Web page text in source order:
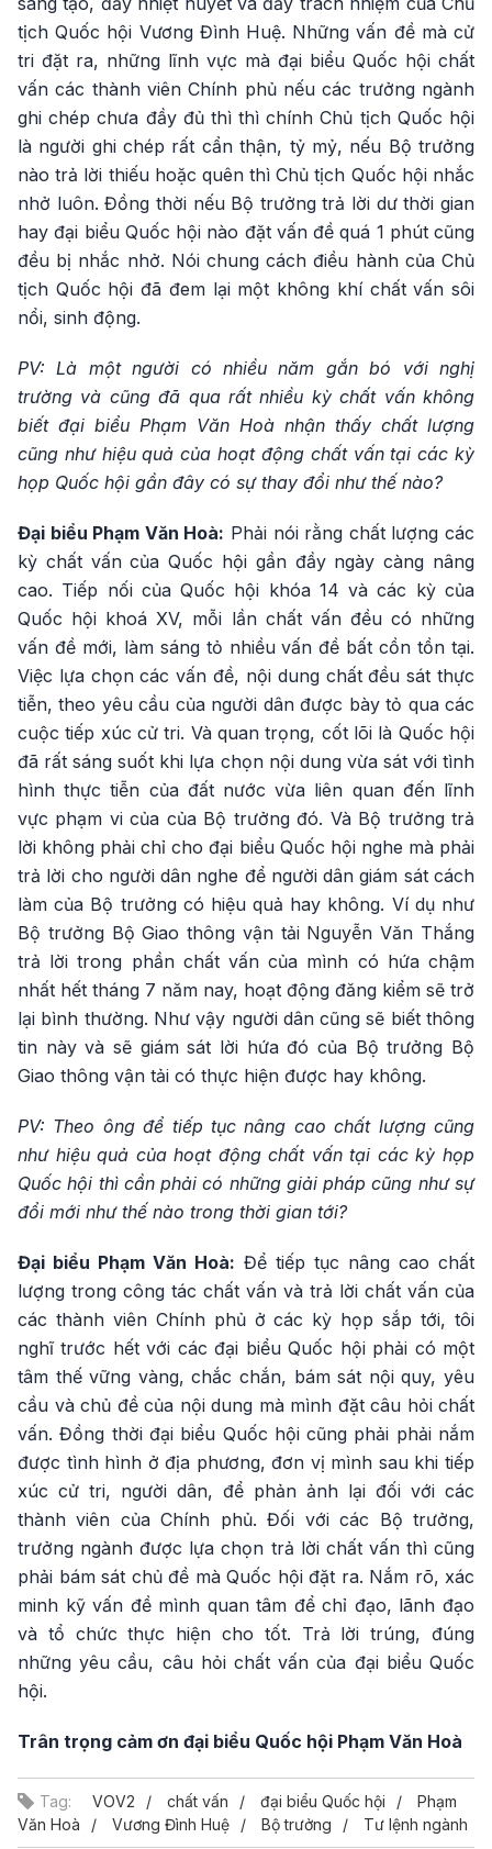
tịch Quốc hội Vương Đình Huệ. Những vấn đề mà cử
tri đặt ra, những lĩnh vực mà đại biểu Quốc hội chất
vấn các thành viên Chính phủ nếu các trưởng ngành
ghi chép chưa đầy đủ thì thì chính Chủ tịch Quốc hội
là người ghi chép rất cẩn thận, tỷ mỷ, nếu Bộ trưởng
nào trả lời thiếu hoặc quên thì Chủ tịch Quốc hội nhắc
nhở luôn. Đồng thời nếu Bộ trưởng trả lời dư thời gian
hay đại biểu Quốc hội nào đặt vấn đề quá 1 phút cũng
đều bị nhắc nhở. Nói chung cách điều hành của Chủ
tịch Quốc hội đã đem lại một không khí chất vấn sôi
nổi, sinh động.
PV: Là một người có nhiều năm gắn bó với nghị
trường và cũng đã qua rất nhiều kỳ chất vấn không
biết đại biểu Phạm Văn Hoà nhận thấy chất lượng
cũng như hiệu quả của hoạt động chất vấn tại các kỳ
họp Quốc hội gần đây có sự thay đổi như thế nào?
Đại biểu Phạm Văn Hoà: Phải nói rằng chất lượng các
kỳ chất vấn của Quốc hội gần đầy ngày càng nâng
cao. Tiếp nối của Quốc hội khóa 14 và các kỳ của
Quốc hội khoá XV, mỗi lần chất vấn đều có những
vấn đề mới, làm sáng tỏ nhiều vấn đề bất cồn tồn tại.
Việc lựa chọn các vấn đề, nội dung chất đều sát thực
tiễn, theo yêu cầu của người dân được bày tỏ qua các
cuộc tiếp xúc cử tri. Và quan trọng, cốt lõi là Quốc hội
đã rất sáng suốt khi lựa chọn nội dung vừa sát với tình
hình thực tiễn của đất nước vừa liên quan đến lĩnh
vực phạm vi của của Bộ trưởng đó. Và Bộ trưởng trả
lời không phải chỉ cho đại biểu Quốc hội nghe mà phải
trả lời cho người dân nghe để người dân giám sát cách
làm của Bộ trưởng có hiệu quả hay không. Ví dụ như
Bộ trưởng Bộ Giao thông vận tải Nguyễn Văn Thắng
trả lời trong phần chất vấn của mình có hứa chậm
nhất hết tháng 7 năm nay, hoạt động đăng kiểm sẽ trở
lại bình thường. Như vậy người dân cũng sẽ biết thông
tin này và sẽ giám sát lời hứa đó của Bộ trưởng Bộ
Giao thông vận tải có thực hiện được hay không.
PV: Theo ông để tiếp tục nâng cao chất lượng cũng
như hiệu quả của hoạt động chất vấn tại các kỳ họp
Quốc hội thì cần phải có những giải pháp cũng như sự
đổi mới như thế nào trong thời gian tới?
Đại biểu Phạm Văn Hoà: Để tiếp tục nâng cao chất
lượng trong công tác chất vấn và trả lời chất vấn của
các thành viên Chính phủ ở các kỳ họp sắp tới, tôi
nghĩ trước hết với các đại biểu Quốc hội phải có một
tâm thế vững vàng, chắc chắn, bám sát nội quy, yêu
cầu và chủ đề của nội dung mà mình đặt câu hỏi chất
vấn. Đồng thời đại biểu Quốc hội cũng phải phải nắm
được tình hình ở địa phương, đơn vị mình sau khi tiếp
xúc cử tri, người dân, để phản ảnh lại đối với các
thành viên của Chính phủ. Đối với các Bộ trưởng,
trưởng ngành được lựa chọn trả lời chất vấn thì cũng
phải bám sát chủ đề mà Quốc hội đặt ra. Nắm rõ, xác
minh kỹ vấn đề mình quan tâm để chỉ đạo, lãnh đạo
và tổ chức thực hiện cho tốt. Trả lời trúng, đúng
những yêu cầu, câu hỏi chất vấn của đại biểu Quốc
hội.
Trân trọng cảm ơn đại biểu Quốc hội Phạm Văn Hoà
Tag: VOV2 chất vấn đại biểu Quốc hội
Phạm
Văn Hoà
Vương Đình Huệ Bộ trưởng Tư lệnh ngành